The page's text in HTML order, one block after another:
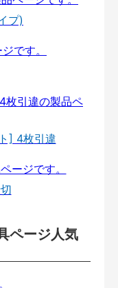
プ)
] 4枚引違
ページ人気